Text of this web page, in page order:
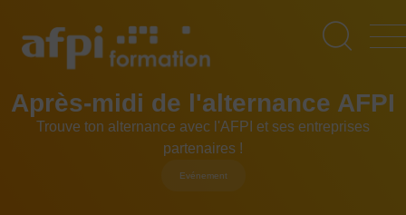
contenu
Evénement
Après-midi de l'alternance AFPI
Trouve ton alternance avec l'AFPI et ses entreprises
partenaires !